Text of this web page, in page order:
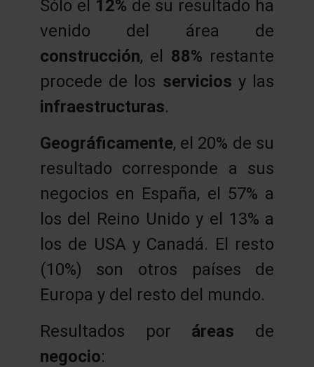
Sólo el 12% de su resultado ha
venido del área de
construcción, el 88% restante
procede de los servicios y las
infraestructuras.
Geográficamente, el 20% de su
resultado corresponde a sus
negocios en España, el 57% a
los del Reino Unido y el 13% a
los de USA y Canadá. El resto
(10%) son otros países de
Europa y del resto del mundo.
Resultados por áreas de
negocio: